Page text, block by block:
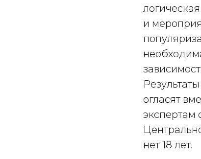
и
огласят
экспертам
нет 18 лет.